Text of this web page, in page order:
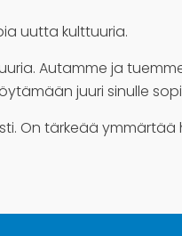
uutta kulttuuria.
Autamme ja
juuri sinulle
On tärkeää